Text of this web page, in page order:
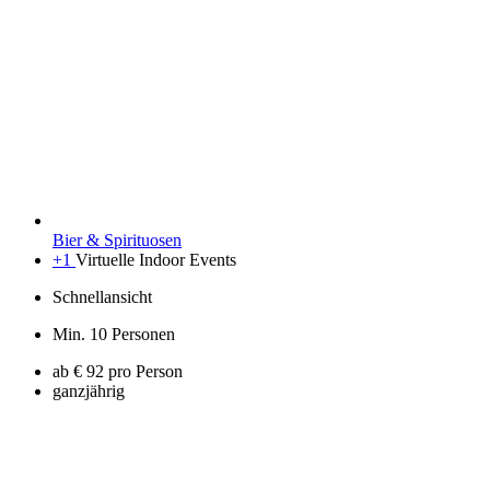
Bier & Spirituosen
+1 Virtuelle Indoor Events
Schnellansicht
Min. 10 Personen
ab € 92 pro Person
ganzjährig